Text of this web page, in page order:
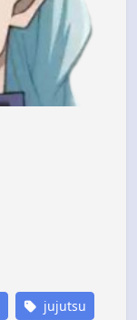
jujutsu